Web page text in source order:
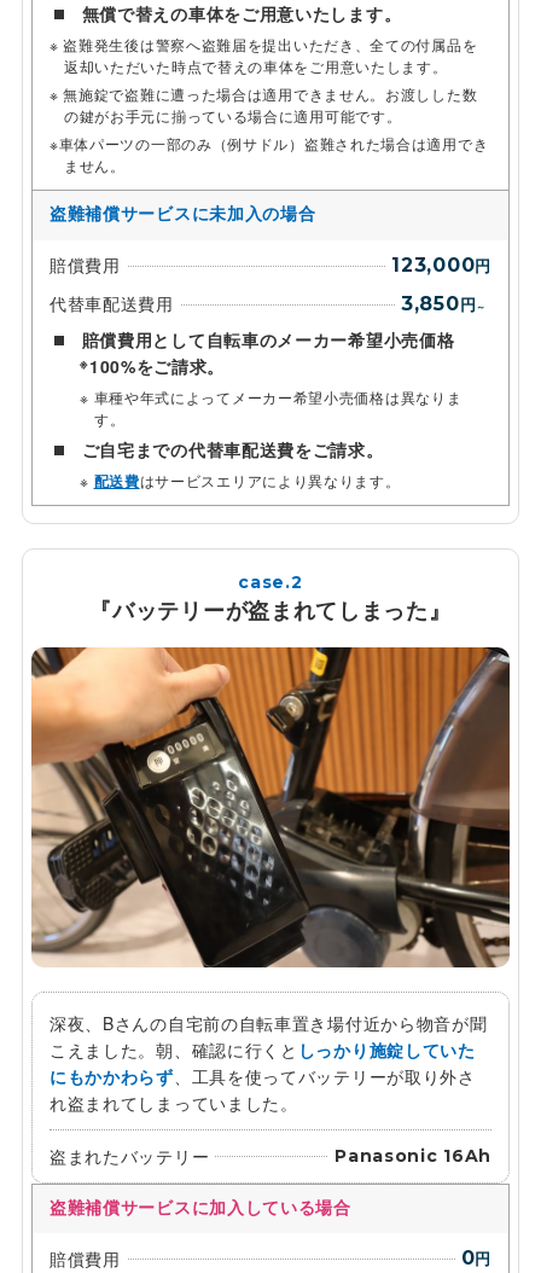
無償で替えの車体をご用意いたします。
盗難発生後は警察へ盗難届を提出いただき、全ての付属品を
返却いただいた時点で替えの車体をご用意いたします。
無施錠で盗難に遭った場合は適用できません。お渡しした数
の鍵がお手元に揃っている場合に適用可能です。
車体パーツの一部のみ（例サドル）盗難された場合は適用でき
ません。
盗難補償サービスに未加入の場合
賠償費用 123,000円
代替車配送費用 3,850 円 ～
賠償費用として自転車のメーカー希望小売価格
※100%をご請求。
車種や年式によってメーカー希望小売価格は異なりま
す。
ご自宅までの代替車配送費をご請求。
配送費はサービスエリアにより異なります。
case.2
『バッテリーが盗まれてしまった』
深夜、Bさんの自宅前の自転車置き場付近から物音が聞
こえました。朝、確認に行くと しっかり施錠していた
にもかかわらず 、工具を使ってバッテリーが取り外さ
れ盗まれてしまっていました。
盗まれたバッテリー Panasonic 16Ah
盗難補償サービスに加入している場合
賠償費用 0円